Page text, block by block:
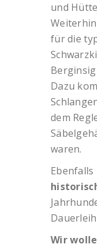
und
für die
Dazu
dem
waren.
Wir